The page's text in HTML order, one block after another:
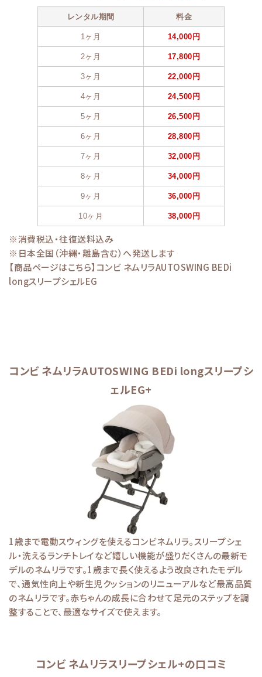
レンタル期間 料金
1ヶ月 14,000円
2ヶ月 17,800円
3ヶ月 22,000円
4ヶ月 24,500円
5ヶ月 26,500円
6ヶ月 28,800円
7ヶ月 32,000円
8ヶ月 34,000円
9ヶ月 36,000円
10ヶ月 38,000円
※消費税込・往復送料込み
※日本全国（沖縄・離島含む）へ発送します
【商品ページはこちら】 コンビ ネムリラAUTOSWING BEDi
longスリープシェルEG
コンビ ネムリラAUTOSWING BEDi longスリープシ
ェルEG+
1歳まで電動スウィングを使えるコンビネムリラ。スリープシェ
ル・洗えるランチトレイなど嬉しい機能が盛りだくさんの最新モ
デルのネムリラです。1歳まで長く使えるよう改良されたモデル
で、通気性向上や新生児クッションのリニューアルなど最高品質
のネムリラです。赤ちゃんの成長に合わせて足元のステップを調
整することで、最適なサイズで使えます。
コンビ ネムリラスリープシェル+の口コミ